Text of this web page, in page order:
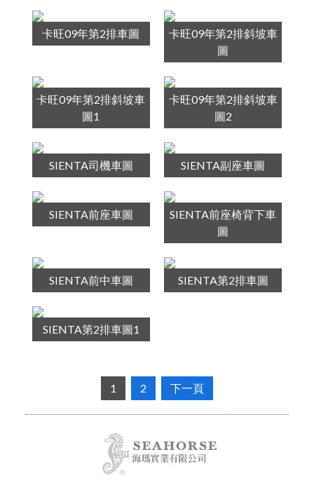
卡旺09年第2排車圖
卡旺09年第2排斜坡車
圖
卡旺09年第2排斜坡車
圖1
卡旺09年第2排斜坡車
圖2
SIENTA司機車圖 SIENTA副座車圖
SIENTA前座車圖
SIENTA前座椅背下車
圖
SIENTA前中車圖 SIENTA第2排車圖
SIENTA第2排車圖1
1 2 下一頁